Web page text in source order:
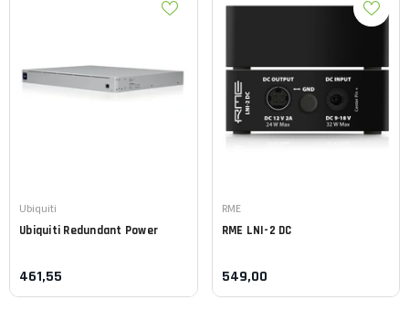
Leverancier:
Ubiquiti
Ubiquiti Redundant Power
461,55
Leverancier:
RME
RME LNI-2 DC
549,00